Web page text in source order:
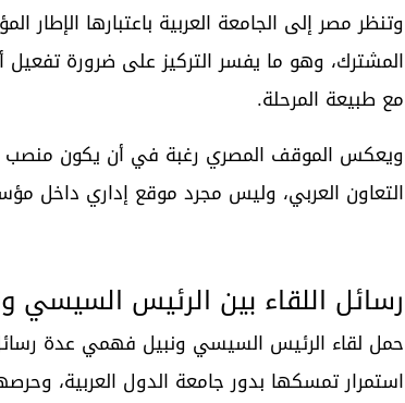
وتنظر مصر إلى الجامعة العربية باعتبارها الإطار
المشترك، وهو ما يفسر التركيز على ضرورة تفعيل
مع طبيعة المرحلة.
ويعكس الموقف المصري رغبة في أن يكون منصب
التعاون العربي، وليس مجرد موقع إداري داخل
رسائل اللقاء بين الرئيس
حمل لقاء الرئيس السيسي ونبيل فهمي عدة
استمرار تمسكها بدور جامعة الدول العربية،